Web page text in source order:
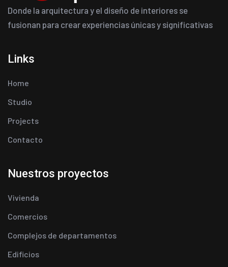
Donde la arquitectura y el diseño de interiores se
fusionan para crear experiencias únicas y significativas
Links
Home
Studio
Projects
Contacto
Nuestros proyectos
Vivienda
Comercios
Complejos de departamentos
Edificios